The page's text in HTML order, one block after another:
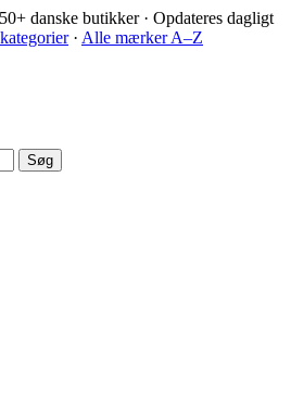
danske butikker · Opdateres dagligt
· Alle mærker A–Z
Søg